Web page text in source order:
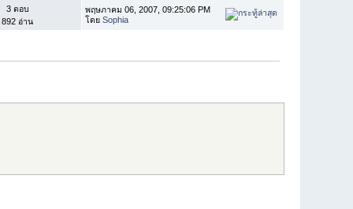
3 ตอบ
892 อ่าน
พฤษภาคม 06, 2007, 09:25:06 PM
โดยSophia